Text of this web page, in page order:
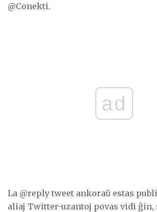
@Conekti.
ad
La @reply tweet ankoraŭ estas
aliaj Twitter-uzantoj povas vidi ĝin,